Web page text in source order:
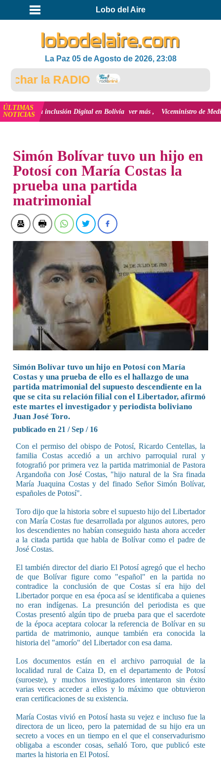
Lobo del Aire
La Paz 05 de Agosto de 2026, 23:08
la RADIO
ÚLTIMAS
NOTICIAS
y la inclusión Digital en Bolivia ver más Viceministro de Medio
Simón Bolívar tuvo un hijo en
Potosí con María Costas la
prueba una partida
matrimonial
Simón Bolívar tuvo un hijo en Potosí con María
Costas y una prueba de ello es el hallazgo de una
partida matrimonial del supuesto descendiente en la
que se cita su relación filial con el Libertador, afirmó
este martes el investigador y periodista boliviano
Juan José Toro.
publicado en 21 / Sep / 16
Con el permiso del obispo de Potosí, Ricardo Centellas, la
familia Costas accedió a un archivo parroquial rural y
fotografió por primera vez la partida matrimonial de Pastora
Argandoña con José Costas, "hijo natural de la Sra finada
María Juaquina Costas y del finado Señor Simón Bolívar,
españoles de Potosí".
Toro dijo que la historia sobre el supuesto hijo del Libertador
con María Costas fue desarrollada por algunos autores, pero
los descendientes no habían conseguido hasta ahora acceder
a la citada partida que habla de Bolívar como el padre de
José Costas.
El también director del diario El Potosí agregó que el hecho
de que Bolívar figure como "español" en la partida no
contradice la conclusión de que Costas sí era hijo del
Libertador porque en esa época así se identificaba a quienes
no eran indígenas. La presunción del periodista es que
Costas presentó algún tipo de prueba para que el sacerdote
de la época aceptara colocar la referencia de Bolívar en su
partida de matrimonio, aunque también era conocida la
historia del "amorío" del Libertador con esa dama.
Los documentos están en el archivo parroquial de la
localidad rural de Caiza D, en el departamento de Potosí
(suroeste), y muchos investigadores intentaron sin éxito
varias veces acceder a ellos y lo máximo que obtuvieron
eran certificaciones de su existencia.
María Costas vivió en Potosí hasta su vejez e incluso fue la
directora de un liceo, pero la paternidad de su hijo era un
secreto a voces en un tiempo en el que el conservadurismo
obligaba a esconder cosas, señaló Toro, que publicó este
martes la historia en El Potosí.